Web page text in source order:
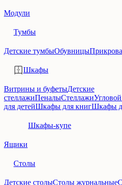
Модули
Тумбы
Детские тумбыОбувницы
Шкафы
Витрины и буфетыДетские
стеллажиПеналыСтеллажи
для детейШкафы для книгШкафы
Шкафы-купе
Ящики
Столы
Детские столыСтолы журнальные